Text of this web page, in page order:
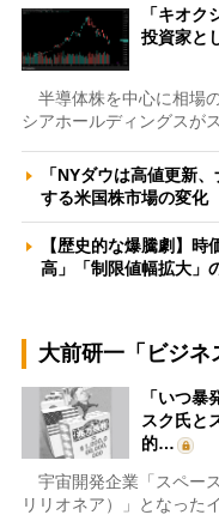
「キオ
投資家と
半導体株を中心に相場
シアホールディングスが
「NYダウは高値更新
する米国株市場の変
【歴史的な爆騰劇】
高」「制限値幅拡大
大前研一「ビジ
「いつ
スク氏と
的…
宇宙開発企業「スペー
リリオネア）」となった